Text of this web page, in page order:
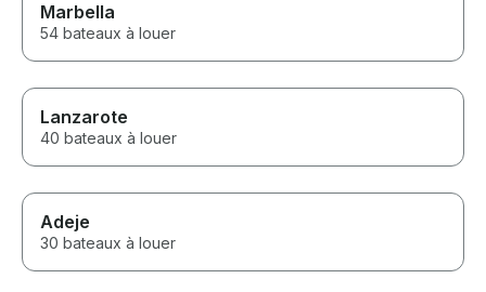
Marbella
54 bateaux à louer
Lanzarote
40 bateaux à louer
Adeje
30 bateaux à louer